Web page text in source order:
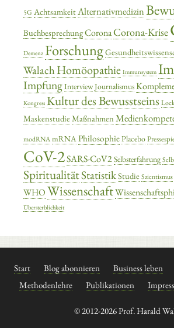
5G AchtsamkeitAlternativmedizin
BuchbesprechungCoronaCorona-Krise
Demenz Forschung
Walach Homöopathie Immunsystem
ImpfungInterviewJournalismus
Kongress Kultur des Bewusstseins
MaskenstudieMaßnahmen
modRNAmRNAPhilosophiePlacebo
CoV-2SARS-CoV2Selbsterfahrung
SpiritualitätStatistikStudieSzientismus
WHO Wissenschaft
Übersterblichkeit
Start Blog abonnieren Business leben
Methodenlehre
Publikationen
© 2012-2026 Prof. Harald